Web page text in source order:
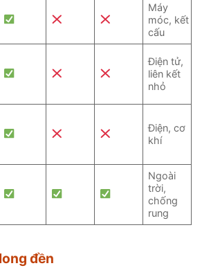
Máy
móc, kết
cấu
Điện tử,
liên kết
nhỏ
Điện, cơ
khí
Ngoài
trời,
chống
rung
đền